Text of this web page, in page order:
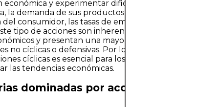
económica y experimentar dificultades durante las
la demanda de sus productos y servicios fluctúa
del consumidor, las tasas de empleo y la salud
tipo de acciones son inherentemente sensibles a los
y presentan una mayor volatilidad en
no cíclicas o defensivas. Por lo tanto, comprender la
cíclicas es esencial para los inversores que desean
las tendencias económicas.
dominadas por acciones cíclicas